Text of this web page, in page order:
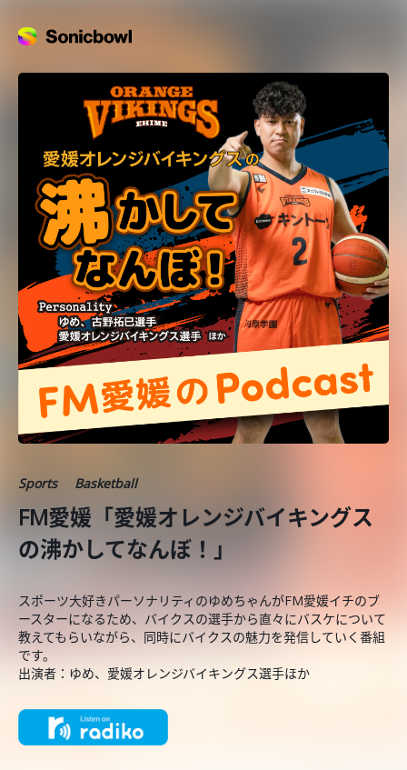
Sports Basketball
FM愛媛「愛媛オレンジバイキングス
の沸かしてなんぼ！」
スポーツ大好きパーソナリティのゆめちゃんがFM愛媛イチのブ
ースターになるため、バイクスの選手から直々にバスケについて
教えてもらいながら、同時にバイクスの魅力を発信していく番組
です。
出演者：ゆめ、愛媛オレンジバイキングス選手ほか